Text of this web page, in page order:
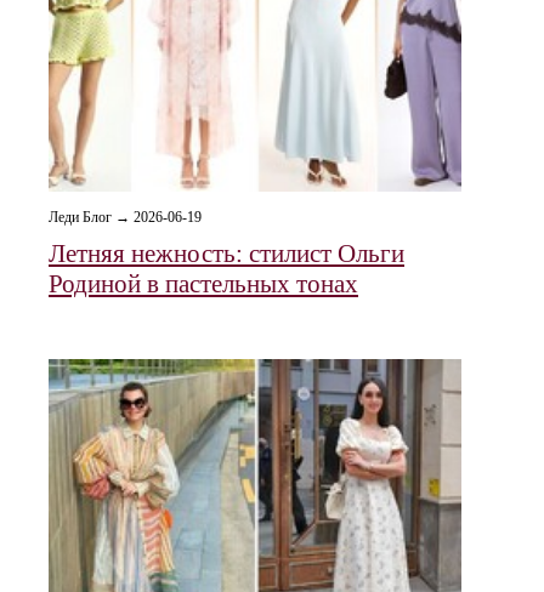
Леди Блог → 2026-06-19
Летняя нежность: стилист Ольги
Родиной в пастельных тонах